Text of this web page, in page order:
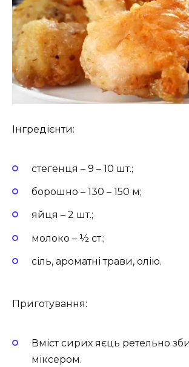
Інгредієнти:
стегенця – 9 – 10 шт.;
борошно – 130 – 150 м;
яйця – 2 шт.;
молоко – ½ ст.;
сіль, ароматні трави, олію.
Приготування:
Вміст сирих яєць ретельно
міксером.